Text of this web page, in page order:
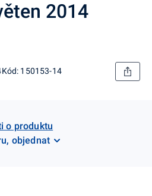
2014
Kód: 150153-14
o produktu
objednat